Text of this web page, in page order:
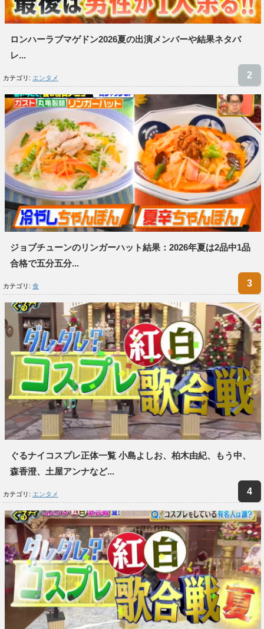
ロンハーラブマゲドン2026夏の出演メンバーや結果ネタバ
レ...
カテゴリ: エンタメ
ジョブチューンのリンガーハット結果：2026年夏は2品中1品
合格で五分五分...
カテゴリ: 食
ぐるナイコスプレ正体一覧 小島よしお、柏木由紀、もう中、
森香澄、土屋アンナなど...
カテゴリ: エンタメ